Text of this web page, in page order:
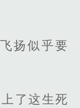
扬似乎要
了这生死